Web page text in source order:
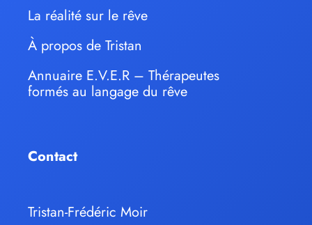
La réalité sur le rêve
À propos de Tristan
Annuaire E.V.E.R – Thérapeutes
formés au langage du rêve
Contact
Tristan-Frédéric Moir